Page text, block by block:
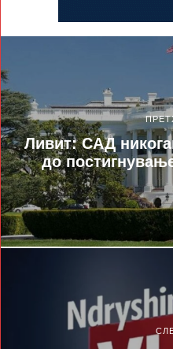
Ливит: САД
до